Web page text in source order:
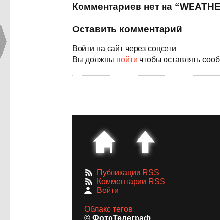
Комментариев нет на
Оставить комментарий
Войти на сайт через соцсети
Вы должны войти чтобы оставлять
Публикации RSS
Комментарии RSS
Войти
Облако тегов
© ФотоТелеграф